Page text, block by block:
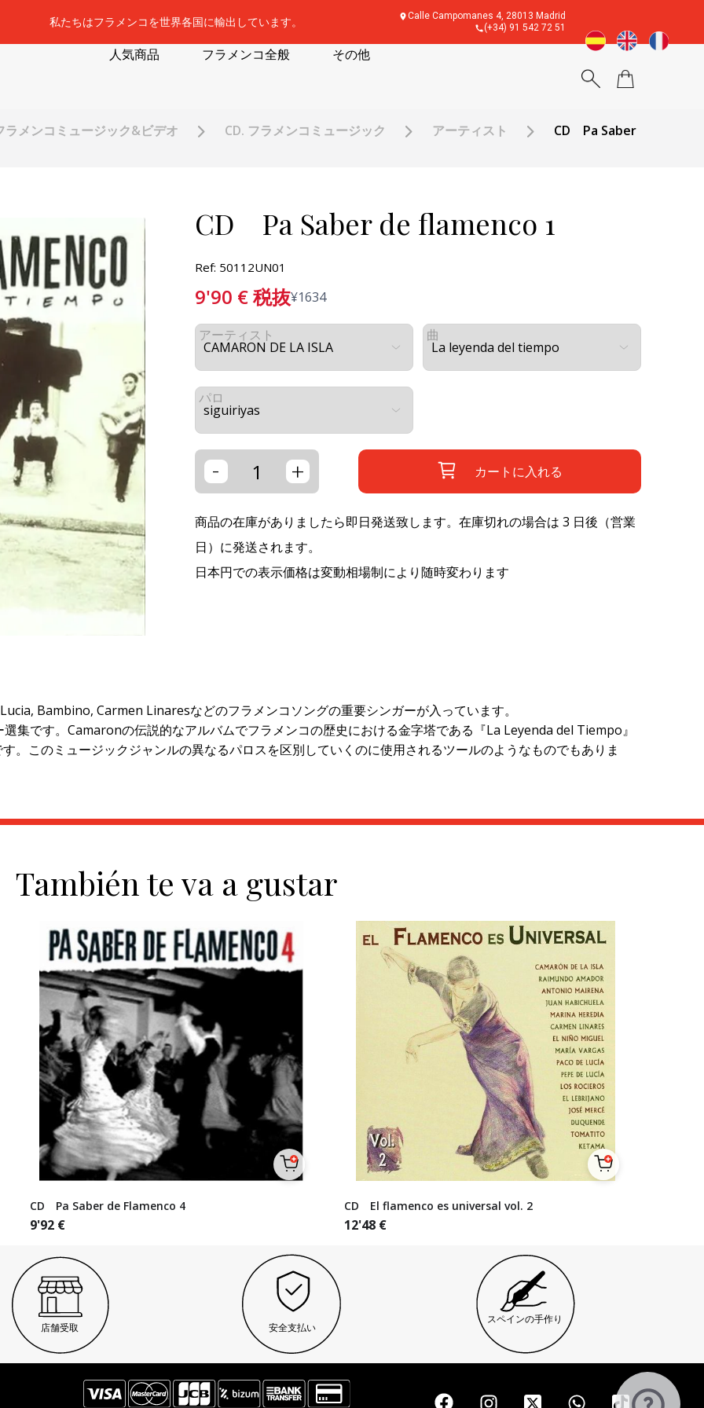
私たちはフラメンコを世界各国に輸出しています。
Calle Campomanes 4, 28013 Madrid
(+34) 91 542 72 51
人気商品 フラメンコ全般 その他
ラメンコミュージック&ビデオ CD. フラメンコミュージック アーティスト CD Pa Saber
CD Pa Saber de flamenco 1
Ref: 50112UN01
9'90 €税抜¥1634
アーティスト 曲
パロ
- + カートに入れる
商品の在庫がありましたら即日発送致します。在庫切れの場合は 3 日後（営業
日）に発送されます。
日本円での表示価格は変動相場制により随時変わります
Bambino, Carmen Linaresなどのフラメンコソングの重要シンガーが入っています。
集です。Camaronの伝説的なアルバムでフラメンコの歴史における金字塔である『La Leyenda del Tiempo』
。このミュージックジャンルの異なるパロスを区別していくのに使用されるツールのようなものでもありま
También te va a gustar
CD Pa Saber de Flamenco 4
9'92 €
CD El flamenco es universal vol. 2
12'48 €
店舗受取 安全支払い
スペインの手作り